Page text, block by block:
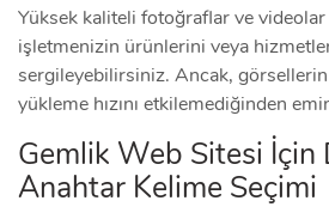
Yüksek kaliteli fotoğraflar ve
işletmenizin ürünlerini veya
sergileyebilirsiniz. Ancak,
yükleme hızını etkilemediğinden
Gemlik Web Sitesi İçin
Anahtar Kelime Seçimi